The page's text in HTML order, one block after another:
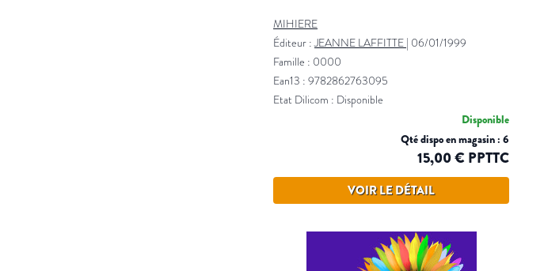
MIHIERE
Éditeur :JEANNE LAFFITTE | 06/01/1999
Famille : 0000
Ean13 : 9782862763095
Etat Dilicom : Disponible
Disponible
Qté dispo en magasin : 6
15,00 € PPTTC
VOIR LE DÉTAIL